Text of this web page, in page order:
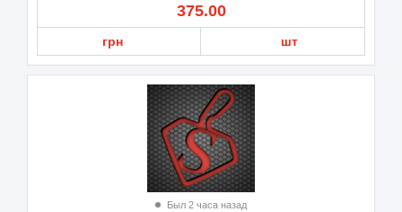
375.00
грн шт
Был 2 часа назад